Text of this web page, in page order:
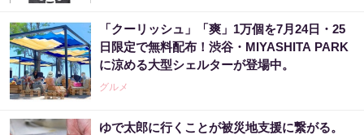
「クーリッシュ」「爽」1万個を7月24日・25
日限定で無料配布！渋谷・MIYASHITA PARK
に涼める大型シェルターが登場中。
グルメ
ゆで太郎に行くことが被災地支援に繋がる。